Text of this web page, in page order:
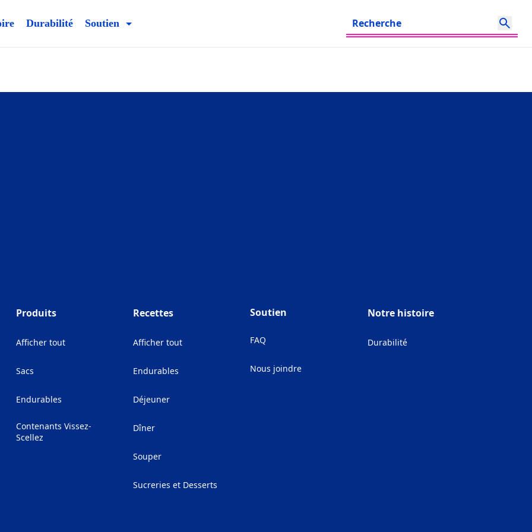
Durabilité Soutien
Produits
Afficher tout
Sacs
Endurables
Contenants Vissez-
Scellez
Recettes
Afficher tout
Endurables
Déjeuner
Dîner
Souper
Sucreries et Desserts
Soutien
FAQ
Nous joindre
(Opens in a new tab)
Notre histoire
Durabilité